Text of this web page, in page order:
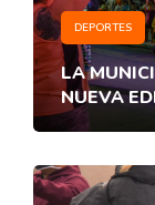
DEPORTES
LA
NUEVA